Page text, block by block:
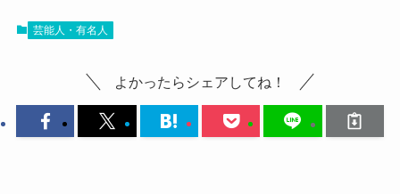
ていきます。
索してみたんですが
中々情報がヒットしません。
芸能人・有名人
よかったらシェアしてね！